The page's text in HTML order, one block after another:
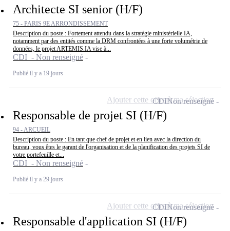
Architecte SI senior (H/F)
75 - PARIS 9E ARRONDISSEMENT
Description du poste : Fortement attendu dans la stratégie ministérielle IA,
notamment par des entités comme la DRM confrontées à une forte volumétrie de
données, le projet ARTEMIS.IA vise à...
CDI - Non renseigné
Publié il y a 19 jours
Responsable de projet SI (H/F)
94 - ARCUEIL
Description du poste : En tant que chef de projet et en lien avec la direction du
bureau, vous êtes le garant de l'organisation et de la planification des projets SI de
votre portefeuille et...
CDI - Non renseigné
Publié il y a 29 jours
CDINon renseigné
Ajouter cette offre à ma sélection
Responsable d'application SI (H/F)
CDINon renseigné
Ajouter cette offre à ma sélection